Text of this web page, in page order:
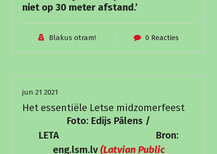
niet op 30 meter afstand.’
Blakus otram! 0 Reacties
jun 21 2021
Het essentiële Letse midzomerfeest
Foto: Edijs Pālens /
LETA Bron:
eng.lsm.lv (Latvian Public